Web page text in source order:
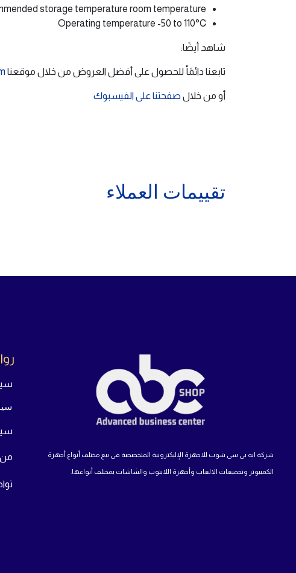
storage temperature room temperature
Operating temperature -50 to 110°C
شاهد أيضًا:
تابعنا دائمًأ للحصول على أفضل العروض من خلال موقعنا
أو من خلال صفحتنا على الفيسبوك
تقييمات العملاء
من شركة ايه بى سى شوب للاجهزة الإليكترونية المتخصصة فى بيع مختلف أنواع أجهزة
الكمبيوتر وتجميعات الالعاب وأجهزة اللابتوب والشاشات بمختلف أنواعها.